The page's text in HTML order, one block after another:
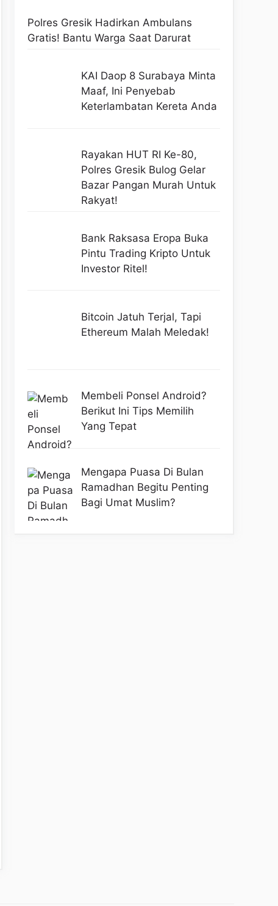
Polres Gresik Hadirkan Ambulans
Gratis! Bantu Warga Saat Darurat
KAI Daop 8 Surabaya Minta
Maaf, Ini Penyebab
Keterlambatan Kereta Anda
Rayakan HUT RI Ke-80,
Polres Gresik Bulog Gelar
Bazar Pangan Murah Untuk
Rakyat!
Bank Raksasa Eropa Buka
Pintu Trading Kripto Untuk
Investor Ritel!
Bitcoin Jatuh Terjal, Tapi
Ethereum Malah Meledak!
Membeli Ponsel Android?
Berikut Ini Tips Memilih
Yang Tepat
Mengapa Puasa Di Bulan
Ramadhan Begitu Penting
Bagi Umat Muslim?